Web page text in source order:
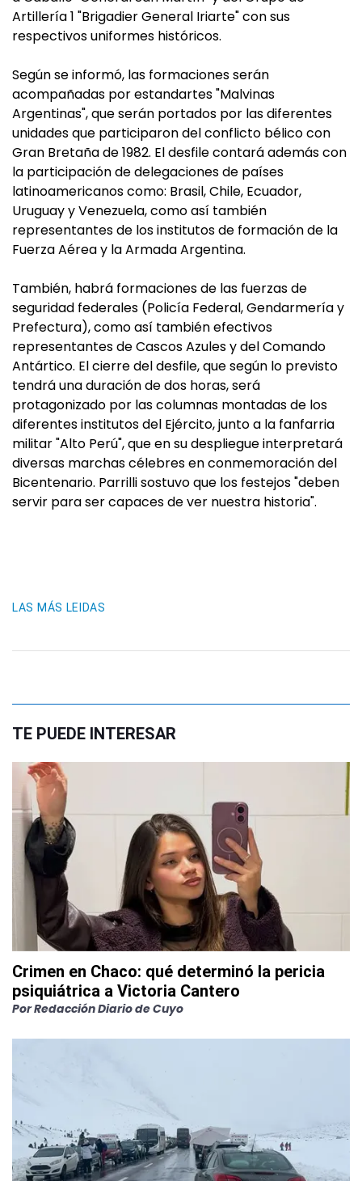
Artillería 1 "Brigadier General Iriarte" con sus
respectivos uniformes históricos.
Según se informó, las formaciones serán
acompañadas por estandartes "Malvinas
Argentinas", que serán portados por las diferentes
unidades que participaron del conflicto bélico con
Gran Bretaña de 1982. El desfile contará además con
la participación de delegaciones de países
latinoamericanos como: Brasil, Chile, Ecuador,
Uruguay y Venezuela, como así también
representantes de los institutos de formación de la
Fuerza Aérea y la Armada Argentina.
También, habrá formaciones de las fuerzas de
seguridad federales (Policía Federal, Gendarmería y
Prefectura), como así también efectivos
representantes de Cascos Azules y del Comando
Antártico. El cierre del desfile, que según lo previsto
tendrá una duración de dos horas, será
protagonizado por las columnas montadas de los
diferentes institutos del Ejército, junto a la fanfarria
militar "Alto Perú", que en su despliegue interpretará
diversas marchas célebres en conmemoración del
Bicentenario. Parrilli sostuvo que los festejos "deben
servir para ser capaces de ver nuestra historia".
LAS MÁS LEIDAS
TE PUEDE INTERESAR
Crimen en Chaco: qué determinó la pericia
psiquiátrica a Victoria Cantero
PorRedacción Diario de Cuyo